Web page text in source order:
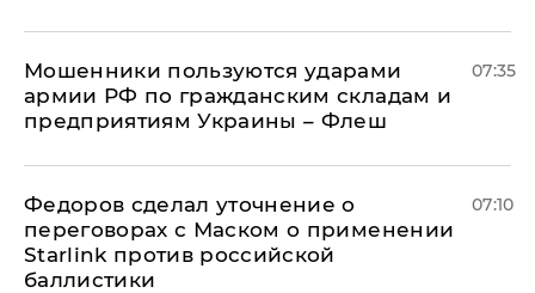
Мошенники пользуются ударами
армии РФ по гражданским складам и
предприятиям Украины – Флеш
07:35
Федоров сделал уточнение о
переговорах с Маском о применении
Starlink против российской
баллистики
07:10